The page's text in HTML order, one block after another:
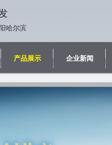
哈尔滨
产品展示 企业新闻